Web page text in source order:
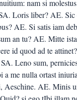
nam si
Loris liber? AE.
AE. Si satis iam
an tu? AE. Mitte
id quod ad te
Leno sum,
a me nulla ortast
Aeschine. AE. Minis